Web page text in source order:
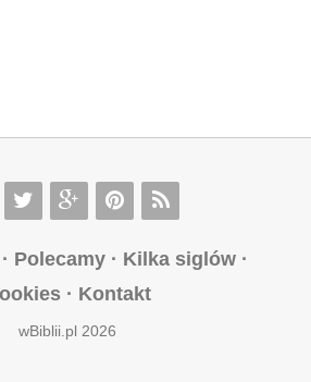
Polecamy· Kilka siglów·
· Kontakt
wBiblii.pl 2026